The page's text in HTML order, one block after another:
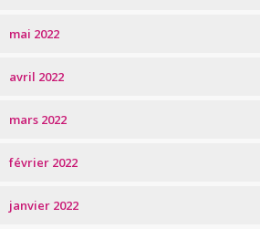
mai 2022
avril 2022
mars 2022
février 2022
janvier 2022